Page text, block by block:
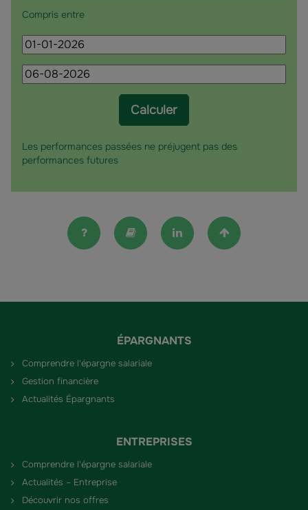
Compris entre
Date
de
début
Date
de
Calculer
Les performances passées ne préjugent pas des
performances futures
FAQ Lexique Linkedin Haut de la
ÉPARGNANTS
Comprendre l'épargne salariale
Gestion financière
Actualités Épargnants
ENTREPRISES
Comprendre l'épargne salariale
Actualités – Entreprise
Découvrir nos offres